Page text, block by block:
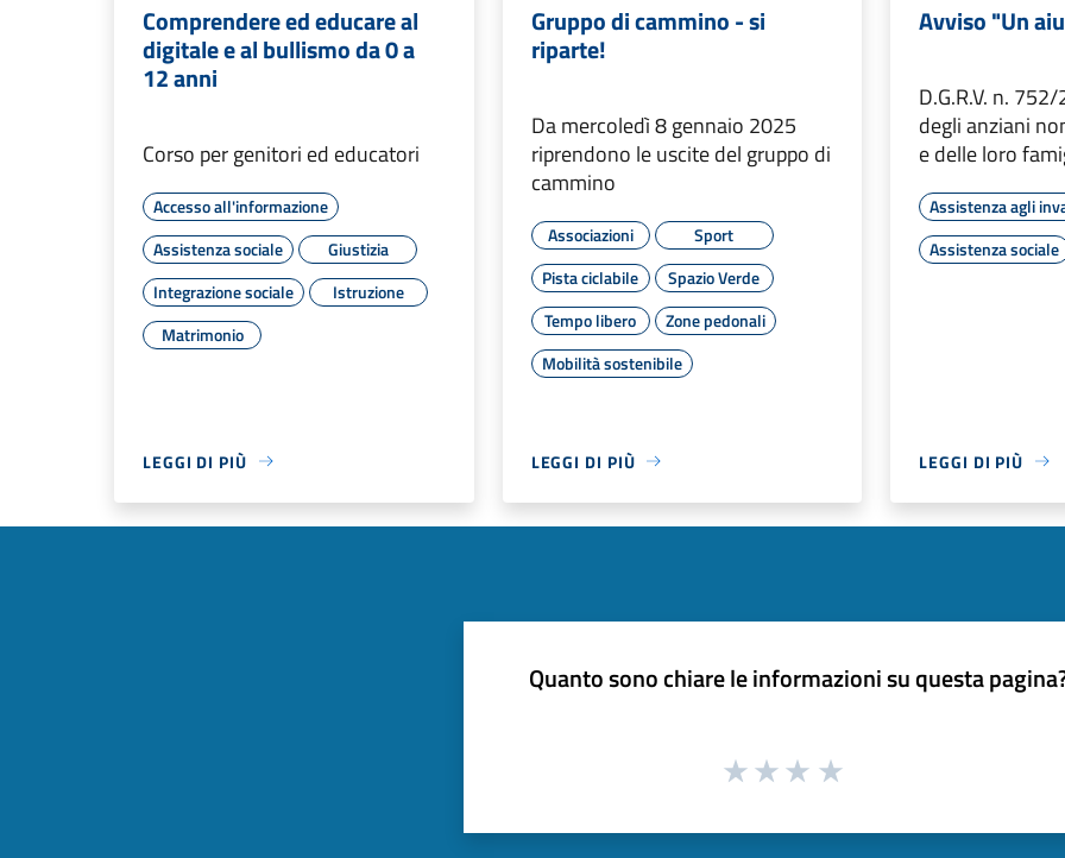
Comprendere ed educare al
digitale e al bullismo da 0 a
12 anni
Corso per genitori ed educatori
Accesso all'informazione
Assistenza sociale
Giustizia
Integrazione sociale
Istruzione
Matrimonio
LEGGI DI PIÙ
Gruppo di cammino - si
riparte!
Da mercoledì 8 gennaio 2025
riprendono le uscite del gruppo di
cammino
Associazioni
Sport
Pista ciclabile
Spazio Verde
Tempo libero
Zone pedonali
Mobilità sostenibile
LEGGI DI PIÙ
Avviso "Un
D.G.R.V. n.
degli anziani
e delle loro
Assistenza agli
Assistenza sociale
LEGGI DI PIÙ
Quanto sono chiare le informazioni su questa